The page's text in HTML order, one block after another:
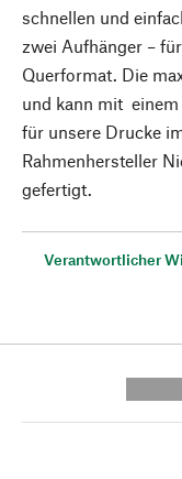
schnellen und
zwei Aufhänger –
Querformat. Die
und kann mit einem
für unsere Drucke
Rahmenhersteller
gefertigt.
Verantwortlicher